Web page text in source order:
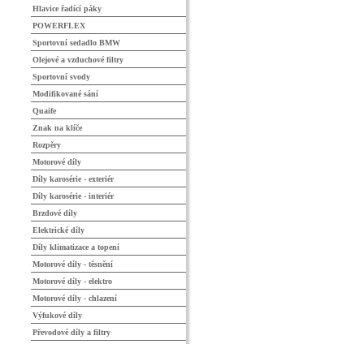
Hlavice řadící páky
POWERFLEX
Sportovní sedadlo BMW
Olejové a vzduchové filtry
Sportovní svody
Modifikované sání
Quaife
Znak na klíče
Rozpěry
Motorové díly
Díly karosérie - exteriér
Díly karosérie - interiér
Brzdové díly
Elektrické díly
Díly klimatizace a topení
Motorové díly - těsnění
Motorové díly - elektro
Motorové díly - chlazení
Výfukové díly
Převodové díly a filtry